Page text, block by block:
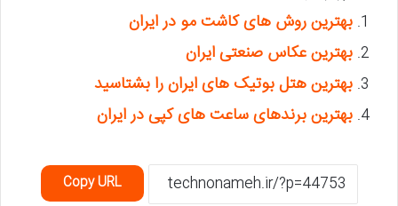
بهترین روش های کاشت مو در ایران
بهترین عکاس صنعتی ایران
بهترین هتل بوتیک های ایران را بشتاسید
بهترین برندهای ساعت های کپی در ایران
Copy URL